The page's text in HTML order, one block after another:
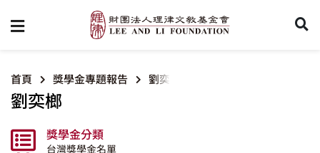
首頁 獎學金專題報告 劉奕榔
劉奕榔
獎學金分類
台灣獎學金名單